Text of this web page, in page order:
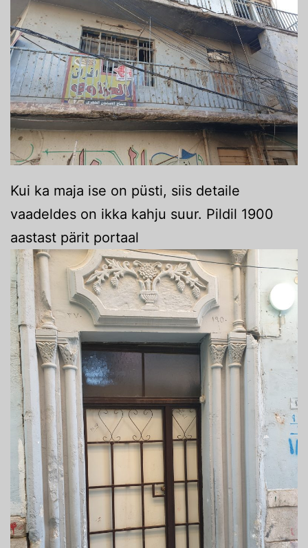
Kui ka maja ise on püsti, siis detaile
vaadeldes on ikka kahju suur. Pildil 1900
aastast pärit portaal